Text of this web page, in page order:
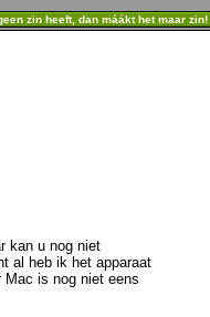
zin heeft, dan máákt het maar zin!
kan u nog niet
al heb ik het apparaat
Mac is nog niet eens